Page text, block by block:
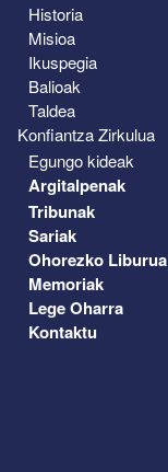
Historia
Misioa
Ikuspegia
Balioak
Taldea
Konfiantza Zirkulua
Egungo kideak
Argitalpenak
Tribunak
Sariak
Ohorezko Liburua
Memoriak
Lege Oharra
Kontaktu